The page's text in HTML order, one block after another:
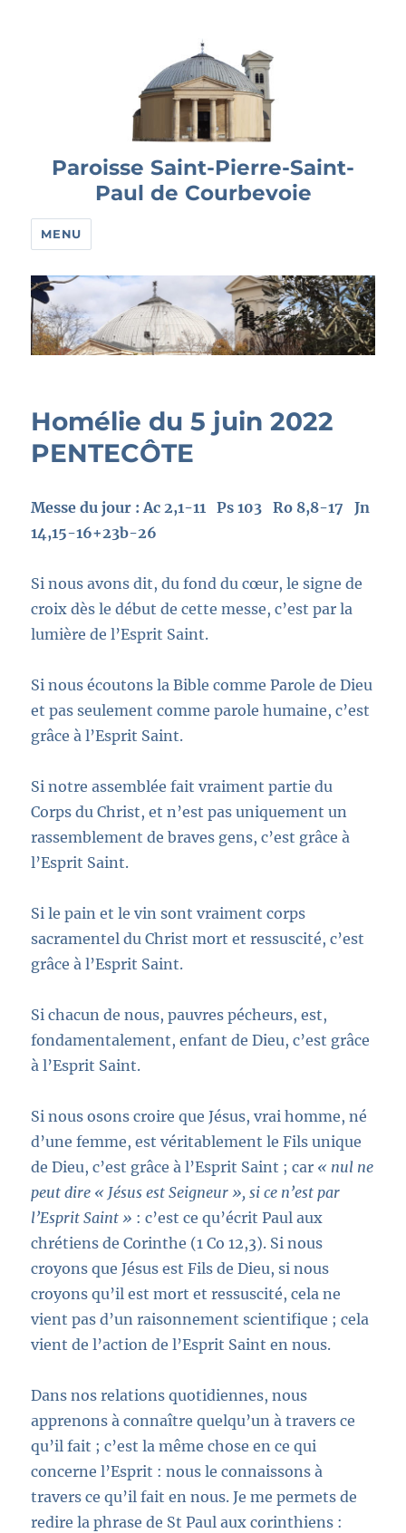
Paroisse Saint-Pierre-Saint-
Paul de Courbevoie
MENU
Homélie du 5 juin 2022
PENTECÔTE
Messe du jour : Ac 2,1-11 Ps 103 Ro 8,8-17 Jn
14,15-16+23b-26
Si nous avons dit, du fond du cœur, le signe de
croix dès le début de cette messe, c’est par la
lumière de l’Esprit Saint.
Si nous écoutons la Bible comme Parole de Dieu
et pas seulement comme parole humaine, c’est
grâce à l’Esprit Saint.
Si notre assemblée fait vraiment partie du
Corps du Christ, et n’est pas uniquement un
rassemblement de braves gens, c’est grâce à
l’Esprit Saint.
Si le pain et le vin sont vraiment corps
sacramentel du Christ mort et ressuscité, c’est
grâce à l’Esprit Saint.
Si chacun de nous, pauvres pécheurs, est,
fondamentalement, enfant de Dieu, c’est grâce
à l’Esprit Saint.
Si nous osons croire que Jésus, vrai homme, né
d’une femme, est véritablement le Fils unique
de Dieu, c’est grâce à l’Esprit Saint ; car « nul ne
peut dire « Jésus est Seigneur », si ce n’est par
l’Esprit Saint » : c’est ce qu’écrit Paul aux
chrétiens de Corinthe (1 Co 12,3). Si nous
croyons que Jésus est Fils de Dieu, si nous
croyons qu’il est mort et ressuscité, cela ne
vient pas d’un raisonnement scientifique ; cela
vient de l’action de l’Esprit Saint en nous.
Dans nos relations quotidiennes, nous
apprenons à connaître quelqu’un à travers ce
qu’il fait ; c’est la même chose en ce qui
concerne l’Esprit : nous le connaissons à
travers ce qu’il fait en nous. Je me permets de
redire la phrase de St Paul aux corinthiens :